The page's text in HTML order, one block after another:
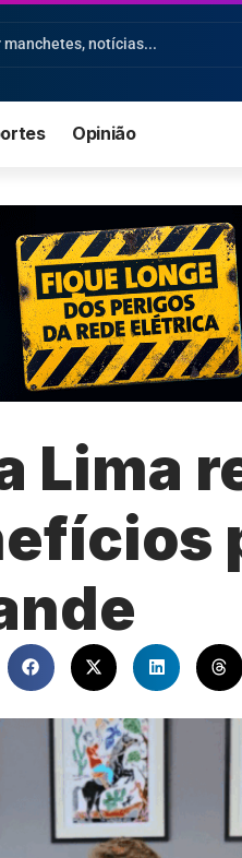
Opinião
Lima